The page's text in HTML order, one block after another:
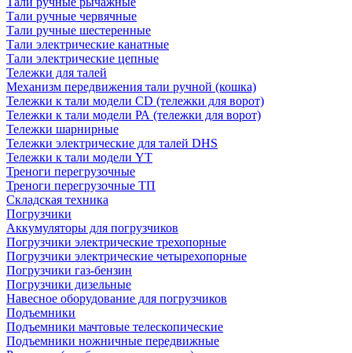
Тали ручные червячные
Тали ручные шестеренные
Тали электрические канатные
Тали электрические цепные
Тележки для талей
Механизм передвижения тали ручной (кошка)
Тележки к тали модели CD (тележки для ворот)
Тележки к тали модели РА (тележки для ворот)
Тележки шарнирные
Тележки электрические для талей DHS
Тележки к тали модели YT
Треноги перегрузочные
Треноги перегрузочные ТП
Складская техника
Погрузчики
Аккумуляторы для погрузчиков
Погрузчики электрические трехопорные
Погрузчики электрические четырехопорные
Погрузчики газ-бензин
Погрузчики дизельные
Навесное оборудование для погрузчиков
Подъемники
Подъемники мачтовые телескопические
Подъемники ножничные передвижные